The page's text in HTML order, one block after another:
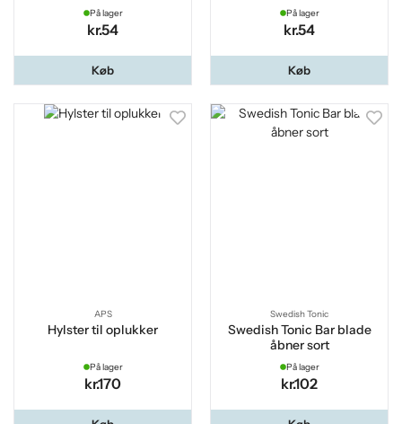
På lager
kr.54
Køb
På lager
kr.54
Køb
APS
Hylster til oplukker
På lager
kr.170
Swedish Tonic
Swedish Tonic Bar blade
åbner sort
På lager
kr.102